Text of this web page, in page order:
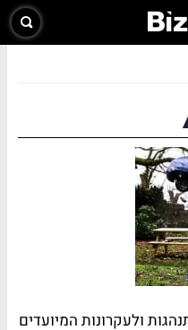
ולעקרונות המיועדים